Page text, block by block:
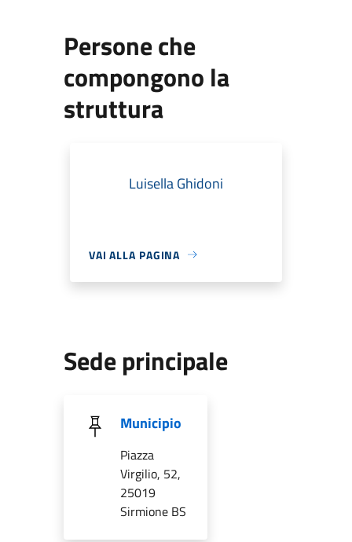
Persone che
compongono la
struttura
Luisella Ghidoni
VAI ALLA PAGINA
Sede principale
Municipio
Piazza
Virgilio, 52,
25019
Sirmione BS